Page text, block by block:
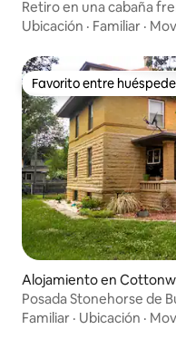
Retiro en una cabaña
Ubicación · Familiar ·
Favorito entre
Favorito entre
Alojamiento en
Posada Stonehorse de
Familiar · Ubicación ·